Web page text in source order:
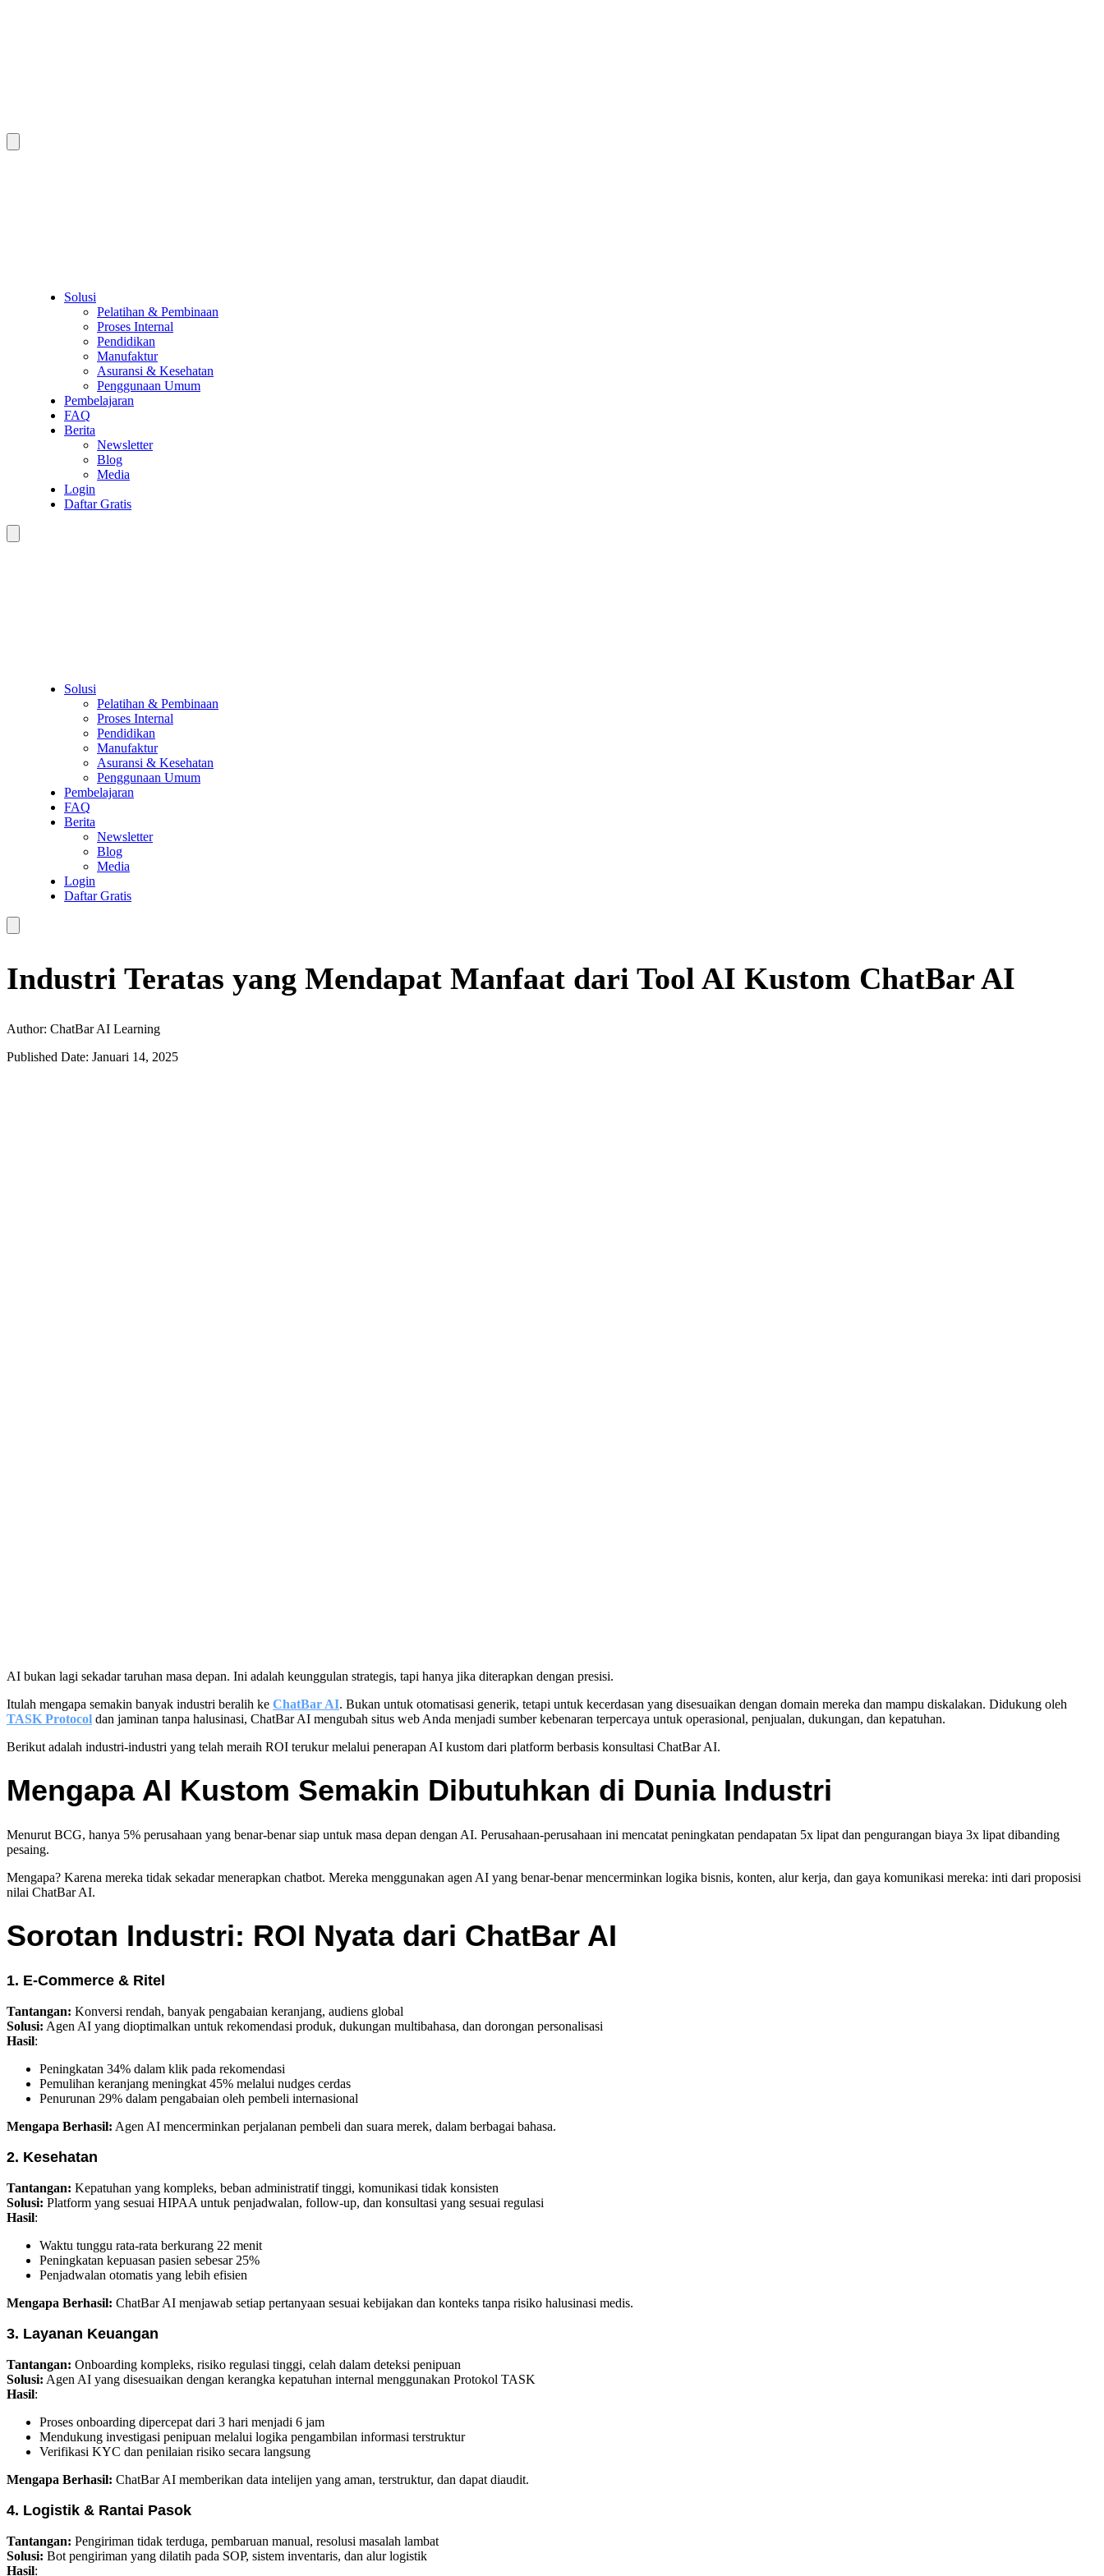
Solusi
Pelatihan & Pembinaan
Proses Internal
Pendidikan
Manufaktur
Asuransi & Kesehatan
Penggunaan Umum
Pembelajaran
FAQ
Berita
Newsletter
Blog
Media
Login
Daftar Gratis
Solusi
Pelatihan & Pembinaan
Proses Internal
Pendidikan
Manufaktur
Asuransi & Kesehatan
Penggunaan Umum
Pembelajaran
FAQ
Berita
Newsletter
Blog
Media
Login
Daftar Gratis
Industri Teratas yang Mendapat Manfaat dari Tool AI Kustom ChatBar AI
Author: ChatBar AI Learning
Published Date: Januari 14, 2025
AI bukan lagi sekadar taruhan masa depan. Ini adalah keunggulan strategis, tapi hanya jika diterapkan dengan presisi.
Itulah mengapa semakin banyak industri beralih ke ChatBar AI. Bukan untuk otomatisasi generik, tetapi untuk kecerdasan yang disesuaikan dengan domain mereka dan mampu diskalakan. Didukung oleh
TASK Protocol dan jaminan tanpa halusinasi, ChatBar AI mengubah situs web Anda menjadi sumber kebenaran terpercaya untuk operasional, penjualan, dukungan, dan kepatuhan.
Berikut adalah industri-industri yang telah meraih ROI terukur melalui penerapan AI kustom dari platform berbasis konsultasi ChatBar AI.
Mengapa AI Kustom Semakin Dibutuhkan di Dunia Industri
Menurut BCG, hanya 5% perusahaan yang benar-benar siap untuk masa depan dengan AI. Perusahaan-perusahaan ini mencatat peningkatan pendapatan 5x lipat dan pengurangan biaya 3x lipat dibanding
pesaing.
Mengapa? Karena mereka tidak sekadar menerapkan chatbot. Mereka menggunakan agen AI yang benar-benar mencerminkan logika bisnis, konten, alur kerja, dan gaya komunikasi mereka: inti dari proposisi
nilai ChatBar AI.
Sorotan Industri: ROI Nyata dari ChatBar AI
1. E-Commerce & Ritel
Tantangan: Konversi rendah, banyak pengabaian keranjang, audiens global
Solusi: Agen AI yang dioptimalkan untuk rekomendasi produk, dukungan multibahasa, dan dorongan personalisasi
Hasil:
Peningkatan 34% dalam klik pada rekomendasi
Pemulihan keranjang meningkat 45% melalui nudges cerdas
Penurunan 29% dalam pengabaian oleh pembeli internasional
Mengapa Berhasil: Agen AI mencerminkan perjalanan pembeli dan suara merek, dalam berbagai bahasa.
2. Kesehatan
Tantangan: Kepatuhan yang kompleks, beban administratif tinggi, komunikasi tidak konsisten
Solusi: Platform yang sesuai HIPAA untuk penjadwalan, follow-up, dan konsultasi yang sesuai regulasi
Hasil:
Waktu tunggu rata-rata berkurang 22 menit
Peningkatan kepuasan pasien sebesar 25%
Penjadwalan otomatis yang lebih efisien
Mengapa Berhasil: ChatBar AI menjawab setiap pertanyaan sesuai kebijakan dan konteks tanpa risiko halusinasi medis.
3. Layanan Keuangan
Tantangan: Onboarding kompleks, risiko regulasi tinggi, celah dalam deteksi penipuan
Solusi: Agen AI yang disesuaikan dengan kerangka kepatuhan internal menggunakan Protokol TASK
Hasil:
Proses onboarding dipercepat dari 3 hari menjadi 6 jam
Mendukung investigasi penipuan melalui logika pengambilan informasi terstruktur
Verifikasi KYC dan penilaian risiko secara langsung
Mengapa Berhasil: ChatBar AI memberikan data intelijen yang aman, terstruktur, dan dapat diaudit.
4. Logistik & Rantai Pasok
Tantangan: Pengiriman tidak terduga, pembaruan manual, resolusi masalah lambat
Solusi: Bot pengiriman yang dilatih pada SOP, sistem inventaris, dan alur logistik
Hasil: